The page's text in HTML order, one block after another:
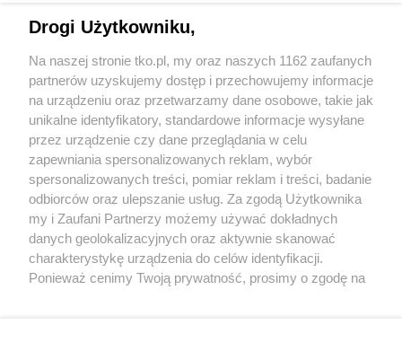
Jak rozpoznać, że soczewki kontaktowe są
Pokaż więcej
Reklama Tematy Archiwum artykułów
Drogi Użytkowniku,
Na naszej stronie tko.pl, my oraz naszych 1162 zaufanych
partnerów uzyskujemy dostęp i przechowujemy informacje
na urządzeniu oraz przetwarzamy dane osobowe, takie jak
unikalne identyfikatory, standardowe informacje wysyłane
przez urządzenie czy dane przeglądania w celu
zapewniania spersonalizowanych reklam, wybór
spersonalizowanych treści, pomiar reklam i treści, badanie
odbiorców oraz ulepszanie usług. Za zgodą Użytkownika
my i Zaufani Partnerzy możemy używać dokładnych
danych geolokalizacyjnych oraz aktywnie skanować
charakterystykę urządzenia do celów identyfikacji.
Ponieważ cenimy Twoją prywatność, prosimy o zgodę na